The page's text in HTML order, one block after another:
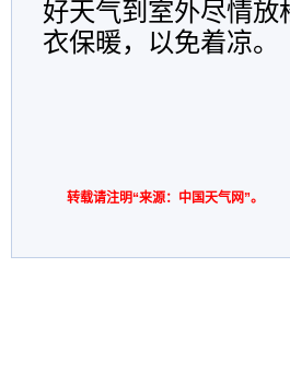
好天气到室外尽情
衣保暖，以免着凉。
转载请注明“来源：中国天气网”。